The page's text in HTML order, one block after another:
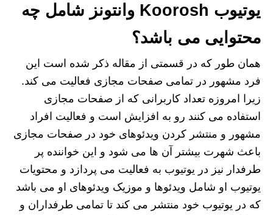
یوتیوب Koorosh وانتونز شامل چه
محتوایی می باشد؟
همان طور که در قسمتی از مقاله ذکر شده است این
فرد مشهور در تمامی صفحات مجازی فعالیت می کند.
زیرا امروزه تعداد کاربرانی که از صفحات مجازی
استفاده می کنند رو به افزایش است و فعالیت افراد
مشهور و منتشر کردن ویدئوهای خود در صفحات مجازی
باعث شهرت بیشتر آن ها می شود و این خواننده پر
طرفدار نیز در یوتیوب به فعالیت می پردازد و محتویات
یوتیوب او شامل ویدئوها و موزیک ویدئوهای او می باشد
که در یوتیوب خود منتشر می کند تا تمامی طرفداران و